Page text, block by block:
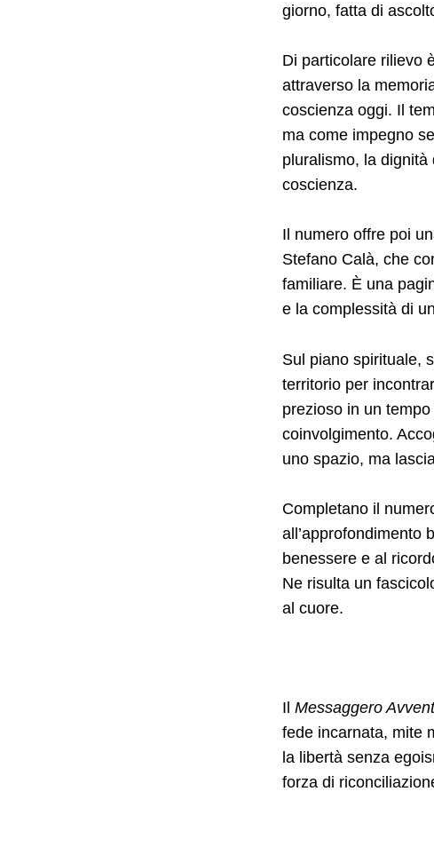
giorno, fatta di
Di particolare rilievo
attraverso la
coscienza oggi. Il
ma come impegno
pluralismo, la
coscienza.
Il numero offre poi
Stefano Calà, che
familiare. È una
e la complessità di
Sul piano spirituale,
territorio per
prezioso in un
coinvolgimento.
uno spazio, ma
Completano il
all’approfondimento
benessere e al
Ne risulta un
al cuore.
IlMessaggero
fede incarnata, mite
la libertà senza
forza di